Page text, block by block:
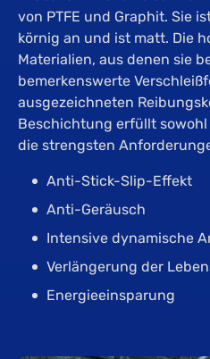
von PTFE und Graphit. Sie
körnig an und ist matt. Die
Materialien, aus denen sie
bemerkenswerte
ausgezeichneten
Beschichtung erfüllt
die strengsten
Anti-Stick-Slip-Effekt
Anti-Geräusch
Intensive dynamische
Verlängerung der
Energieeinsparung